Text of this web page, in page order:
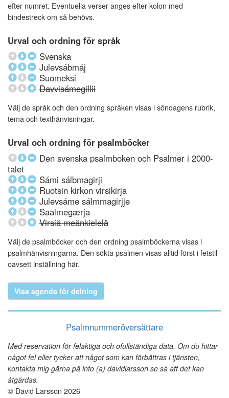
efter numret. Eventuella verser anges efter kolon med
bindestreck om så behövs.
Urval och ordning för språk
Svenska
Julevsábmáj
Suomeksi
Davvisámegillii
Välj de språk och den ordning språken visas i söndagens rubrik,
tema och texthänvisningar.
Urval och ordning för psalmböcker
Den svenska psalmboken och Psalmer i 2000-
talet
Sámi sálbmagirji
Ruotsin kirkon virsikirja
Julevsáme sálmmagirjje
Saalmegærja
Virsiä meänkielelä
Välj de psalmböcker och den ordning psalmböckerna visas i
psalmhänvisningarna. Den sökta psalmen visas alltid först i fetstil
oavsett inställning här.
Visa agenda för delning
Psalmnummeröversättare
Med reservation för felaktiga och ofullständiga data. Om du hittar
något fel eller tycker att något som kan förbättras i tjänsten,
kontakta mig gärna på info (a) davidlarsson.se så att det kan
åtgärdas.
© David Larsson 2026